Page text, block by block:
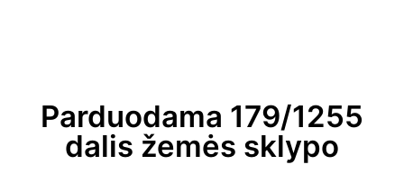
Parduodama 179/1255
dalis žemės sklypo